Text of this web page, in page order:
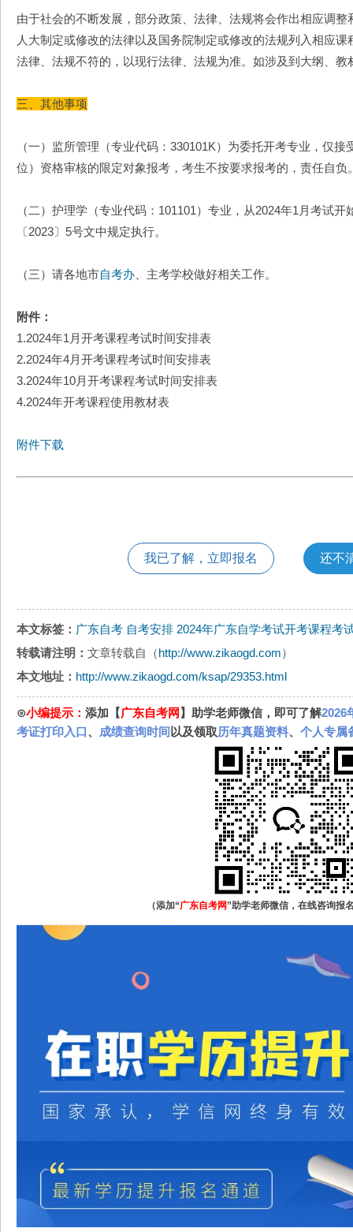
由于社会的不断发展，部分政策、法律、法规将会作出相应调
人大制定或修改的法律以及国务院制定或修改的法规列入相应
法律、法规不符的，以现行法律、法规为准。如涉及到大纲、
三、其他事项
（一）监所管理（专业代码：330101K）为委托开考专业，仅
位）资格审核的限定对象报考，考生不按要求报考的，责任自负
（二）护理学（专业代码：101101）专业，从2024年1月考试
〔2023〕5号文中规定执行。
（三）请各地市自考办 、主考学校做好相关工作。
附件：
1.2024年1月开考课程考试时间安排表
2.2024年4月开考课程考试时间安排表
3.2024年10月开考课程考试时间安排表
4.2024年开考课程使用教材表
附件下载
我已了解，立即报名 还不
本文标签： 广东自考 自考安排 2024年广东自学考试开考课程考
转载请注明： 文章转载自（http://www.zikaogd.com）
本文地址： http://www.zikaogd.com/ksap/29353.html
⊙小编提示： 添加【广东自考网 】助学老师微信，即可了解2026
考证打印入口、 成绩查询时间 以及领取历年真题资料、 个人专属
（添加“广东自考网 ”助学老师微信，在线咨询报